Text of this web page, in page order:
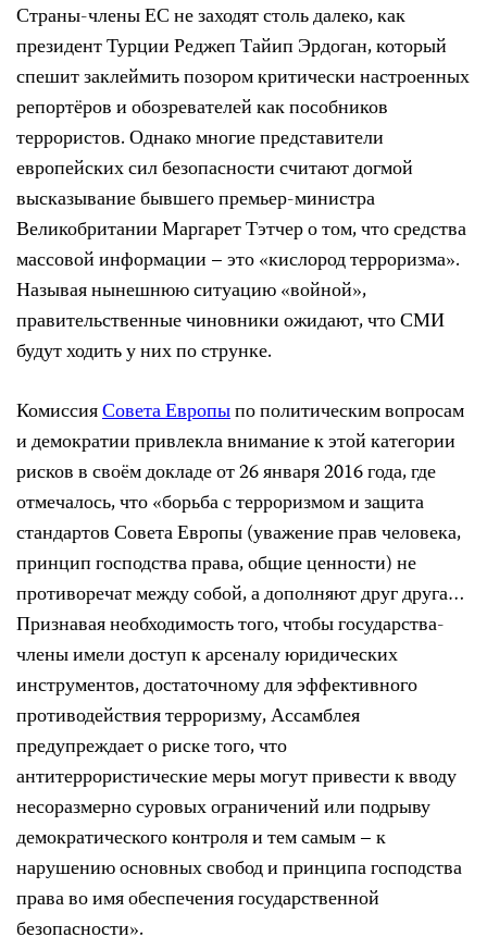
Страны-члены ЕС не заходят столь далеко, как
президент Турции Реджеп Тайип Эрдоган, который
спешит заклеймить позором критически настроенных
репортёров и обозревателей как пособников
террористов. Однако многие представители
европейских сил безопасности считают догмой
высказывание бывшего премьер-министра
Великобритании Маргарет Тэтчер о том, что средства
массовой информации – это «кислород терроризма».
Называя нынешнюю ситуацию «войной»,
правительственные чиновники ожидают, что СМИ
будут ходить у них по струнке.
КомиссияСовета Европыпо политическим вопросам
и демократии привлекла внимание к этой категории
рисков в своём докладе от 26 января 2016 года, где
отмечалось, что «борьба с терроризмом и защита
стандартов Совета Европы (уважение прав человека,
принцип господства права, общие ценности) не
противоречат между собой, а дополняют друг друга…
Признавая необходимость того, чтобы государства-
члены имели доступ к арсеналу юридических
инструментов, достаточному для эффективного
противодействия терроризму, Ассамблея
предупреждает о риске того, что
антитеррористические меры могут привести к вводу
несоразмерно суровых ограничений или подрыву
демократического контроля и тем самым – к
нарушению основных свобод и принципа господства
права во имя обеспечения государственной
безопасности».